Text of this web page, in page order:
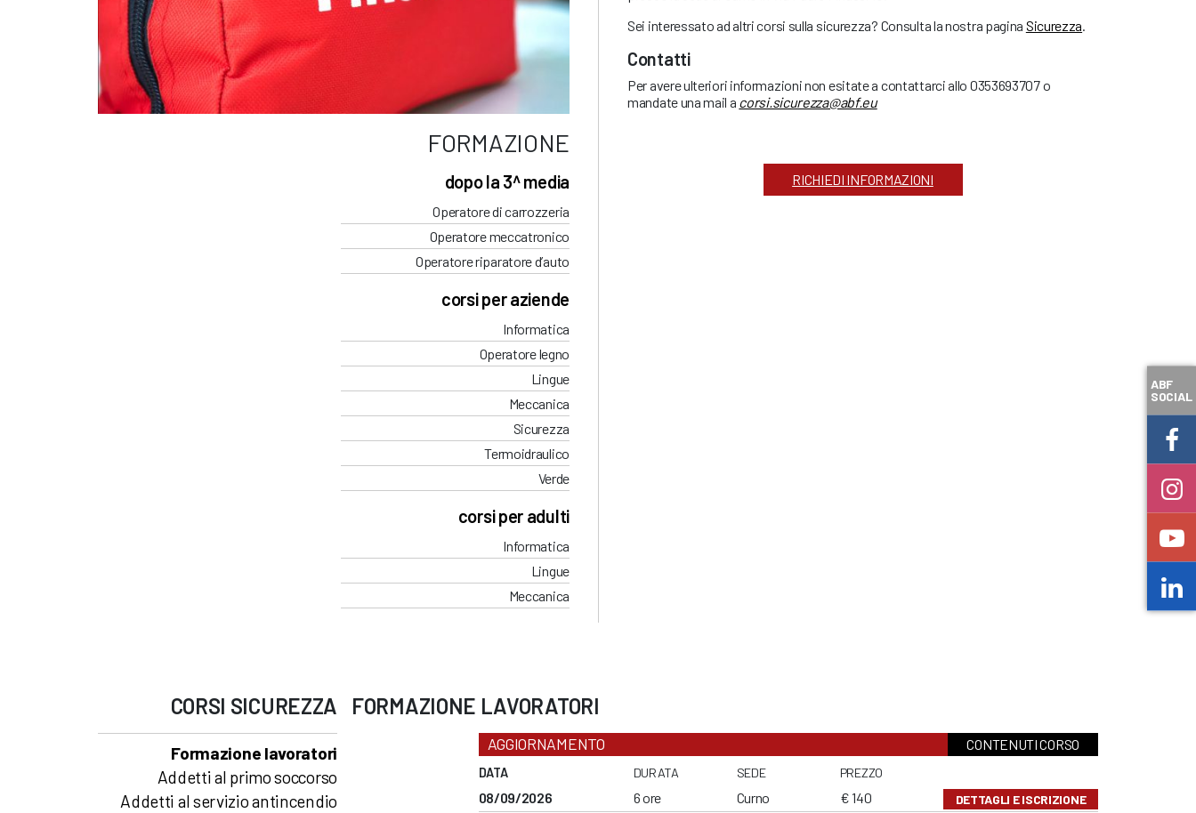
FORMAZIONE
dopo la 3^ media
Operatore di carrozzeria
Operatore meccatronico
Operatore riparatore d’auto
corsi per aziende
Informatica
Operatore legno
Lingue
Meccanica
Sicurezza
Termoidraulico
Verde
corsi per adulti
Informatica
Lingue
Meccanica
Sei interessato ad altri corsi sulla sicurezza? Consulta la nostra pagina Sicurezza
Contatti
Per avere ulteriori informazioni non esitate a contattarci allo 0353693707 o
mandate una mail a corsi.sicurezza@abf.eu
RICHIEDI INFORMAZIONI
CORSI SICUREZZA
Addetti al primo soccorso
Addetti al servizio antincendio
Formazione lavoratori
FORMAZIONE LAVORATORI
AGGIORNAMENTO CONTENUTI CORSO
DATA DURATA SEDE PREZZO
08/09/2026 6 ore Curno € 140 DETTAGLI E ISCRIZIONE
ABF
SOCIAL